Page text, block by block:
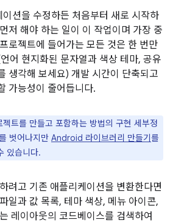
션을 수정하든 처음부터 새로 시작하
저 해야 하는 일이 이 작업이며 가장 중
로젝트에 들어가는 모든 것은 한 번만
어 현지화된 문자열과 색상 테마, 공유
생각해 보세요) 개발 시간이 단축되고
가능성이 줄어듭니다.
젝트를 만들고 포함하는 방법의 구현 세부정
벗어나지만 Android 라이브러리 만들기를
있습니다.
려고 기존 애플리케이션을 변환한다면
일과 값 목록, 테마 색상, 메뉴 아이콘,
레이아웃의 코드베이스를 검색하여